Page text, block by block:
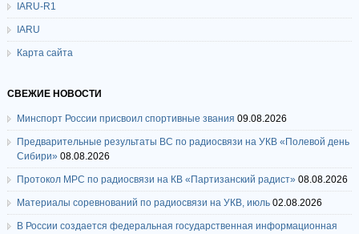
IARU-R1
IARU
Карта сайта
СВЕЖИЕ НОВОСТИ
Минспорт России присвоил спортивные звания 09.08.2026
Предварительные результаты ВС по радиосвязи на УКВ «Полевой день
Сибири» 08.08.2026
Протокол МРС по радиосвязи на КВ «Партизанский радист» 08.08.2026
Материалы соревнований по радиосвязи на УКВ, июль 02.08.2026
В России создается федеральная государственная информационная